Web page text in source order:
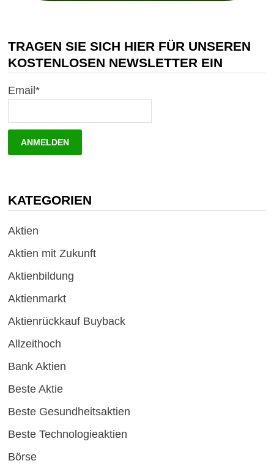
TRAGEN SIE SICH HIER FÜR UNSEREN
KOSTENLOSEN NEWSLETTER EIN
Email*
KATEGORIEN
Aktien
Aktien mit Zukunft
Aktienbildung
Aktienmarkt
Aktienrückkauf Buyback
Allzeithoch
Bank Aktien
Beste Aktie
Beste Gesundheitsaktien
Beste Technologieaktien
Börse